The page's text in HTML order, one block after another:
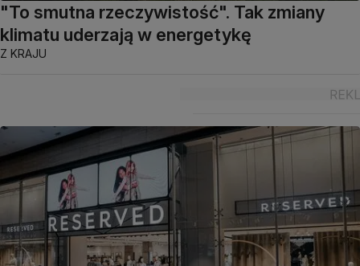
"To smutna rzeczywistość". Tak zmiany
klimatu uderzają w energetykę
Z KRAJU